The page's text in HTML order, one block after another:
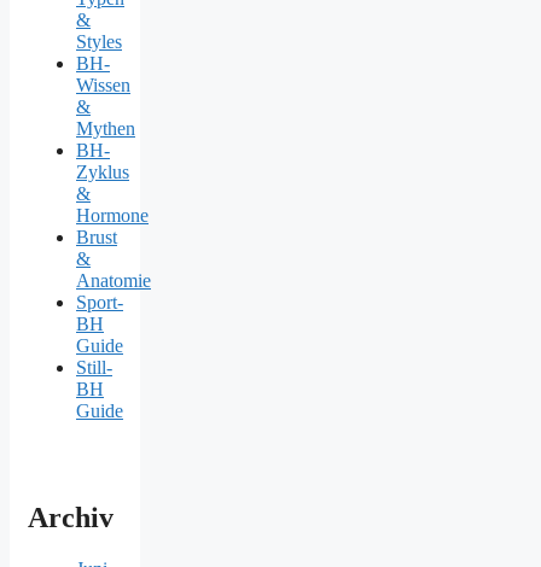
&
Styles
BH-
Wissen
&
Mythen
BH-
Zyklus
&
Hormone
Brust
&
Anatomie
Sport-
BH
Guide
Still-
BH
Guide
Archiv